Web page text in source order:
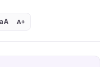
aA A+